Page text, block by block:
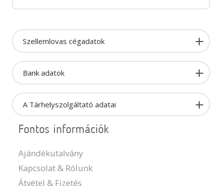
Szellemlovas cégadatok
Bank adatok
A Tárhelyszolgáltató adatai
Fontos információk
Ajándékutalvány
Kapcsolat & Rólunk
Átvétel & Fizetés